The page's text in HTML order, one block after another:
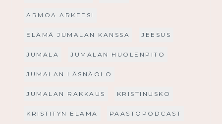
ARMOA ARKEESI
ELÄMÄ JUMALAN KANSSA JEESUS
JUMALA JUMALAN HUOLENPITO
JUMALAN LÄSNÄOLO
JUMALAN RAKKAUS KRISTINUSKO
KRISTITYN ELÄMÄ PAASTOPODCAST